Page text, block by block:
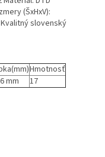
(ŠxHxV):
slovenský
Hmotnosť
mm 17